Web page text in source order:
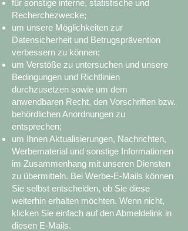
für sonstige interne, statistische und
Recherchezwecke;
um unsere Möglichkeiten zur
Datensicherheit und Betrugsprävention
verbessern zu können;
um Verstöße zu untersuchen und unsere
Bedingungen und Richtlinien
durchzusetzen sowie um dem
anwendbaren Recht, den Vorschriften bzw.
behördlichen Anordnungen zu
entsprechen;
um Ihnen Aktualisierungen, Nachrichten,
Werbematerial und sonstige Informationen
im Zusammenhang mit unseren Diensten
zu übermitteln. Bei Werbe-E-Mails können
Sie selbst entscheiden, ob Sie diese
weiterhin erhalten möchten. Wenn nicht,
klicken Sie einfach auf den Abmeldelink in
diesen E-Mails.